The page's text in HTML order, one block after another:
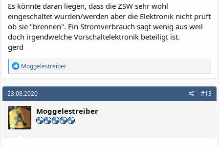
Es könnte daran liegen, dass die ZSW sehr wohl
eingeschaltet wurden/werden aber die Elektronik nicht prüft
ob sie "brennen". Ein Stromverbrauch sagt wenig aus weil
doch irgendwelche Vorschaltelektronik beteiligt ist.
gerd
R
e
a
k
t
i
o
n
e
n
Moggelestreiber
23.08.2020 #13
Moggelestreiber